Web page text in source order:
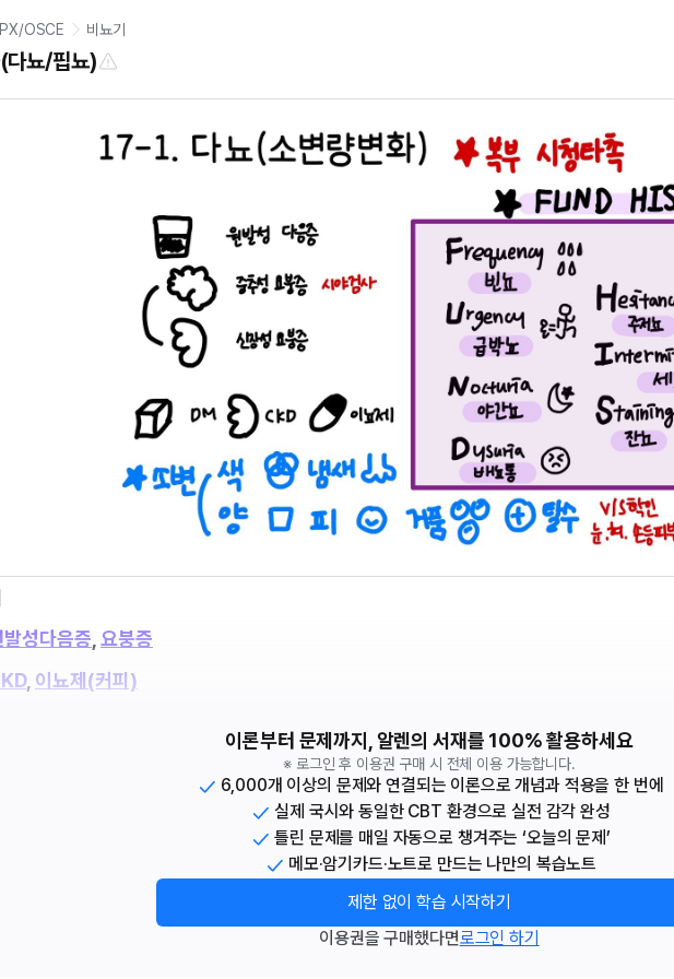
OSCE 비뇨기
다뇨/핍뇨)
발성다음증 요붕증
, 이뇨제(커피)
이론부터 문제까지, 알렌의 서재를 100% 활용하세요
※ 로그인 후 이용권 구매 시 전체 이용 가능합니다.
6,000개 이상의 문제와 연결되는 이론으로 개념과 적용을 한 번에
실제 국시와 동일한 CBT 환경으로 실전 감각 완성
틀린 문제를 매일 자동으로 챙겨주는 ‘오늘의 문제’
메모·암기카드·노트로 만드는 나만의 복습노트
제한 없이 학습 시작하기
이용권을 구매했다면로그인 하기